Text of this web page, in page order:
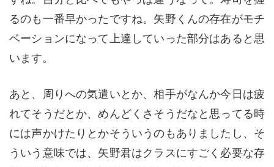
るのも一番早かったですね。矢野くんの存在がモチ
ベーションになって上達していった部分はあると思
います。
あと、周りへの気遣いとか、相手がなんか今日は疲
れてそうだとか、めんどくさそうだなと思ってる時
には声かけたりとかそういうのもありましたし、そ
ういう意味では、矢野君はクラスにすごく必要な存